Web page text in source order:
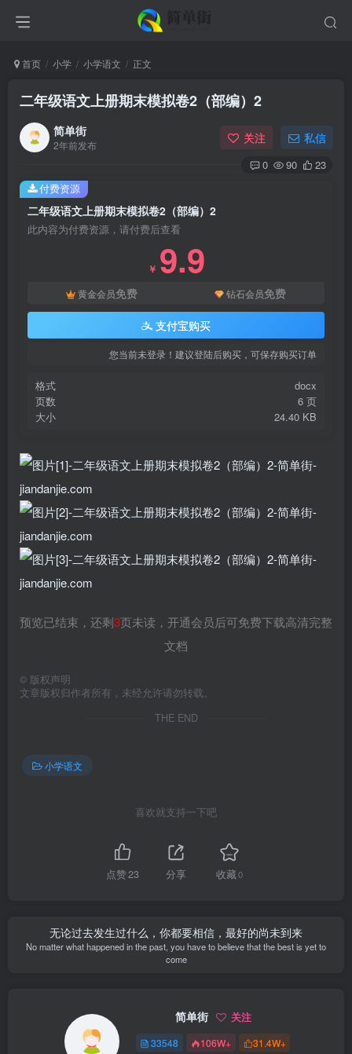
首页 小学 小学语文 正文
二年级语文上册期末模拟卷2（部编）2
简单街
2年前发布 关注 私信
0 90 23
二年级语文上册期末模拟卷2（部编）2
此内容为付费资源，请付费后查看
￥ 9.9
黄金会员免费 钻石会员免费
支付宝购买
您当前未登录！建议登陆后购买，可保存购买订单
格式
docx
页数
6 页
大小
24.40 KB
付费资源
预览已结束，还剩3页未读，开通会员后可免费下载高清完整
文档
© 版权声明
文章版权归作者所有，未经允许请勿转载。
THE END
小学语文
喜欢就支持一下吧
点赞23 分享 收藏0
无论过去发生过什么，你都要相信，最好的尚未到来
No matter what happened in the past, you have to believe that the best is yet to
come
简单街 关注
33548 106W+ 31.4W+